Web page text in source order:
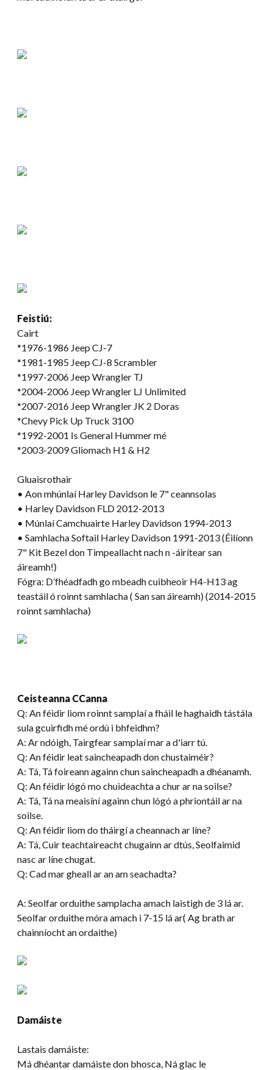
Feistiú:
Cairt
*1976-1986 Jeep CJ-7
*1981-1985 Jeep CJ-8 Scrambler
*1997-2006 Jeep Wrangler TJ
*2004-2006 Jeep Wrangler LJ Unlimited
*2007-2016 Jeep Wrangler JK 2 Doras
*Chevy Pick Up Truck 3100
*1992-2001 Is General Hummer mé
*2003-2009 Gliomach H1 & H2
Gluaisrothair
• Aon mhúnlaí Harley Davidson le 7" ceannsolas
• Harley Davidson FLD 2012-2013
• Múnlaí Camchuairte Harley Davidson 1994-2013
• Samhlacha Softail Harley Davidson 1991-2013 (Éilíonn
7" Kit Bezel don Timpeallacht nach n -áirítear san
áireamh!)
Fógra: D’fhéadfadh go mbeadh cuibheoir H4-H13 ag
teastáil ó roinnt samhlacha ( San san áireamh) (2014-2015
roinnt samhlacha)
Ceisteanna CCanna
Q: An féidir liom roinnt samplaí a fháil le haghaidh tástála
sula gcuirfidh mé ordú i bhfeidhm?
A: Ar ndóigh, Tairgfear samplaí mar a d'iarr tú.
Q: An féidir leat saincheapadh don chustaiméir?
A: Tá, Tá foireann againn chun saincheapadh a dhéanamh.
Q: An féidir lógó mo chuideachta a chur ar na soilse?
A: Tá, Tá na meaisíní againn chun lógó a phriontáil ar na
soilse.
Q: An féidir liom do tháirgí a cheannach ar líne?
A: Tá, Cuir teachtaireacht chugainn ar dtús, Seolfaimid
nasc ar líne chugat.
Q: Cad mar gheall ar an am seachadta?
A: Seolfar orduithe samplacha amach laistigh de 3 lá ar.
Seolfar orduithe móra amach i 7-15 lá ar( Ag brath ar
chainníocht an ordaithe)
Damáiste
Lastais damáiste:
Má dhéantar damáiste don bhosca, Ná glac le